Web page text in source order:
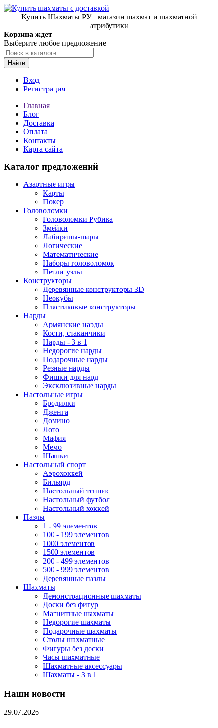
Купить Шахматы РУ - магазин шахмат и шахматной
атрибутики
Корзина ждет
Выберите любое предложение
Найти
Вход
Регистрация
Главная
Блог
Доставка
Оплата
Контакты
Карта сайта
Каталог предложений
Азартные игры
Карты
Покер
Головоломки
Головоломки Рубика
Змейки
Лабирины-шары
Логические
Математические
Наборы головоломок
Петли-узлы
Конструкторы
Деревянные конструкторы 3D
Неокубы
Пластиковые конструкторы
Нарды
Армянские нарды
Кости, стаканчики
Нарды - 3 в 1
Недорогие нарды
Подарочные нарды
Резные нарды
Фишки для нард
Эксклюзивные нарды
Настольные игры
Бродилки
Дженга
Домино
Лото
Мафия
Мемо
Шашки
Настольный спорт
Аэрохоккей
Бильярд
Настольный теннис
Настольный футбол
Настольный хоккей
Пазлы
1 - 99 элементов
100 - 199 элементов
1000 элементов
1500 элементов
200 - 499 элементов
500 - 999 элементов
Деревянные пазлы
Шахматы
Демонстрационные шахматы
Доски без фигур
Магнитные шахматы
Недорогие шахматы
Подарочные шахматы
Столы шахматные
Фигуры без доски
Часы шахматные
Шахматные аксессуары
Шахматы - 3 в 1
Наши новости
29.07.2026